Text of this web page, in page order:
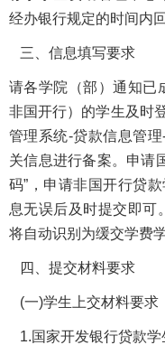
经办银行规定的时间内
三、信息填写要求
请各学院（部）通知已
非国开行）的学生及时
管理系统-贷款信息管
关信息进行备案。申请
码”，申请非国开行贷
息无误后及时提交即可
将自动识别为缓交学费学
四、提交材料要求
(一)学生上交材料要求
1.国家开发银行贷款学